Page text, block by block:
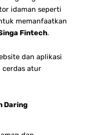
idaman seperti
memanfaatkan
Fintech.
dan aplikasi
cerdas atur
Daring